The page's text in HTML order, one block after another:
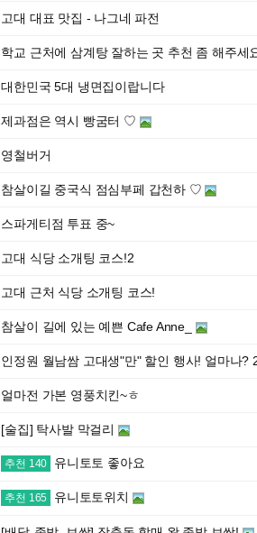
고대 대표 맛집 - 나그네 파전
학교 근처에 삼계탕 잘하는 곳 추천 좀 해주세
대한민국 5대 냉면집이랍니다
제과점은 역시 빵굼터 ♡
영철버거
참살이길 중국식 점심부페 갑천하 ♡
스파게티점 투표 중~
고대 식당 소개팅 코스!2
고대 근처 식당 소개팅 코스!
참살이 길에 있는 예쁜 Cafe Anne_
인정원 월남쌈 고대생"만" 할인 행사! 얼마나?
얼마전 가본 영풍치킨~ㅎ
[술집] 탁사발 막걸리
추천 140 유니토토 좋아요
추천 165 유니토토위치